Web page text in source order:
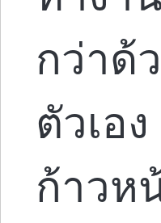
กว่าด้
ตัวเอ
ก้าวห